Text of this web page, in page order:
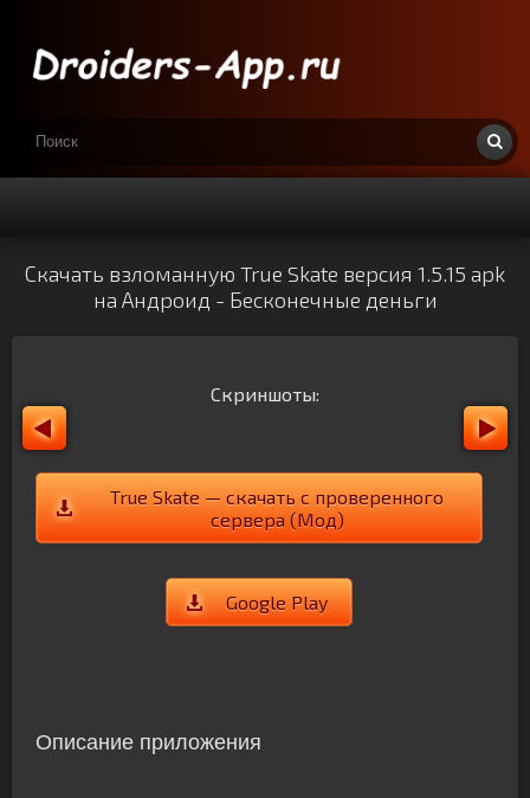
Скачать взломанную True Skate версия 1.5.15 apk
на Андроид - Бесконечные деньги
Скриншоты:
True Skate — скачать с проверенного
сервера (Мод)
Google Play
Описание приложения